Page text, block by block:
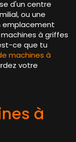
d'un centre
ou une
emplacement
à griffes
ce que tu
machines à
votre
à